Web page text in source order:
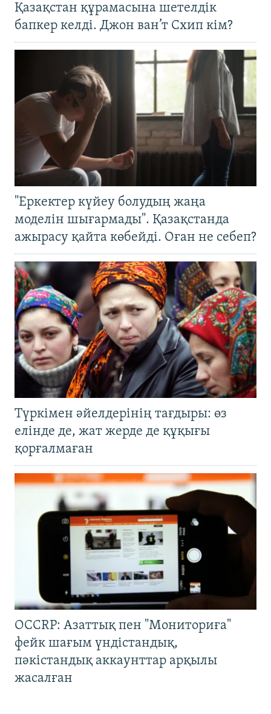
Қазақстан құрамасына шетелдік
бапкер келді. Джон ван’т Схип кім?
"Еркектер күйеу болудың жаңа
моделін шығармады". Қазақстанда
ажырасу қайта көбейді. Оған не себеп?
Түркімен әйелдерінің тағдыры: өз
елінде де, жат жерде де құқығы
қорғалмаған
OCCRP: Азаттық пен "Мониториға"
фейк шағым үндістандық,
пәкістандық аккаунттар арқылы
жасалған